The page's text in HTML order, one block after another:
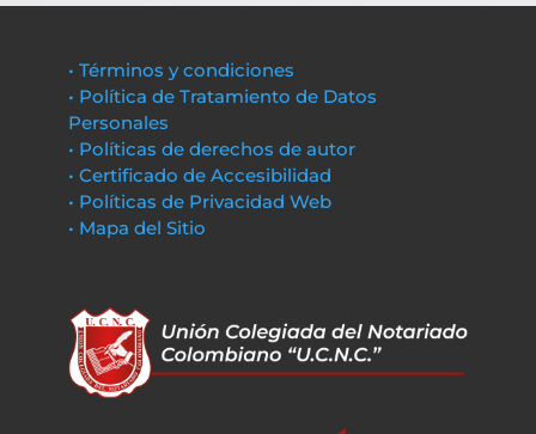
• Términos y condiciones
• Política de Tratamiento de Datos
Personales
• Políticas de derechos de autor
• Certificado de Accesibilidad
• Políticas de Privacidad Web
• Mapa del Sitio